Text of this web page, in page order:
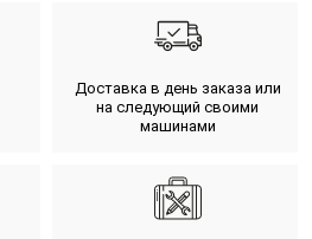
Доставка в день заказа или
на следующий своими
машинами